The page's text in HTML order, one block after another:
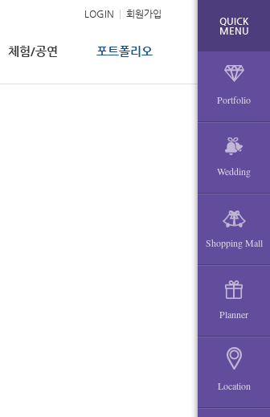
LOGIN 회원가입
체험/공연 포트폴리오
QUICK
MENU
Portfolio
Wedding
Shopping Mall
Planner
Location